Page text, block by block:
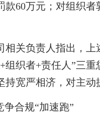
60万元；对组织
关负责人指出，上
组织者+责任人”三
持宽严相济，对主
争合规“加速跑”